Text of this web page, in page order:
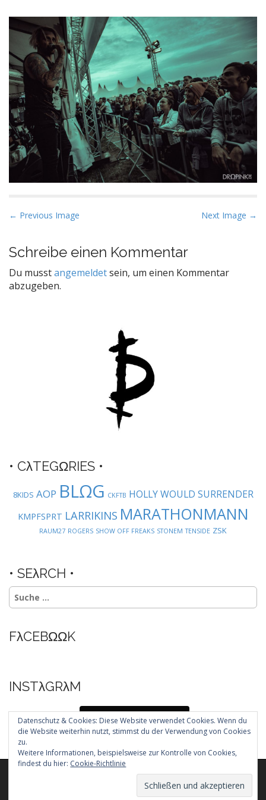
P
s
t
n
a
← Previous Image Next Image →
Schreibe einen Kommentar
Du musstangemeldetsein, um einen Kommentar
abzugeben.
• CλTEGΩRIES •
8KIDS AOP BLΩG CKFTB HOLLY WOULD SURRENDER
KMPFSPRT LARRIKINS MARATHONMANN
RAUM27 ROGERS SHOW OFF FREAKS STONEM TENSIDE ZSK
• SEλRCH •
Suche
nach:
FλCEBΩΩK
INSTλGRλM
Folg mir auf Instagram
. All Rights Reserved.
The Arcade Basic Theme bybavotasan.com.
Datenschutz & Cookies: Diese Website verwendet Cookies. Wenn du
die Website weiterhin nutzt, stimmst du der Verwendung von Cookies
zu.
Weitere Informationen, beispielsweise zur Kontrolle von Cookies,
findest du hier: Cookie-Richtlinie